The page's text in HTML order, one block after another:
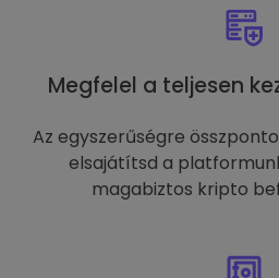
Megfelel a teljesen
Az egyszerűségre
elsajátítsd a
magabiztos kripto